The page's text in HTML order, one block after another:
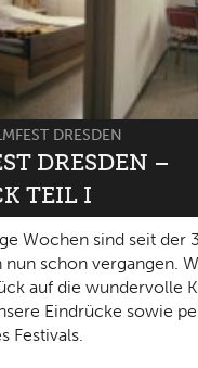
DRESDEN
DRESDEN –
TEIL I
Wochen sind seit der
nun schon vergangen.
auf die wundervolle
Eindrücke sowie
Festivals.